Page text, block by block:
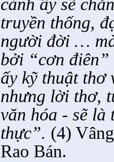
truyền thống,
người đời …
bởi “cơn
ấy kỹ thuật thơ
nhưng lời thơ,
văn hóa - sẽ
thực”. (4)
Rao Bán.